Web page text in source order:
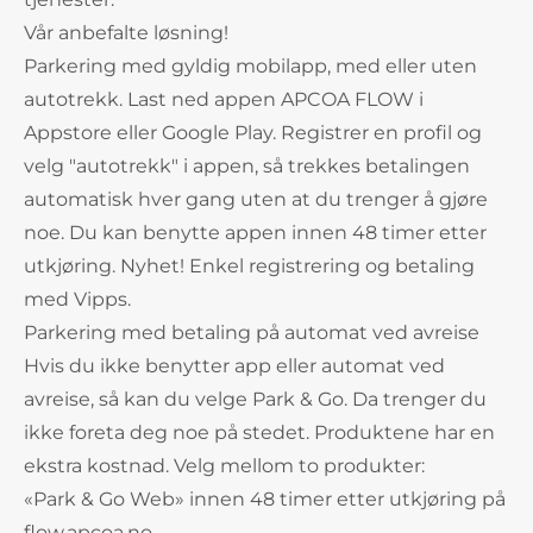
Vår anbefalte løsning!
Parkering med gyldig mobilapp, med eller uten
autotrekk. Last ned appen APCOA FLOW i
Appstore eller Google Play. Registrer en profil og
velg "autotrekk" i appen, så trekkes betalingen
automatisk hver gang uten at du trenger å gjøre
noe. Du kan benytte appen innen 48 timer etter
utkjøring. Nyhet! Enkel registrering og betaling
med Vipps.
Parkering med betaling på automat ved avreise
Hvis du ikke benytter app eller automat ved
avreise, så kan du velge Park & Go. Da trenger du
ikke foreta deg noe på stedet. Produktene har en
ekstra kostnad. Velg mellom to produkter:
«Park & Go Web» innen 48 timer etter utkjøring på